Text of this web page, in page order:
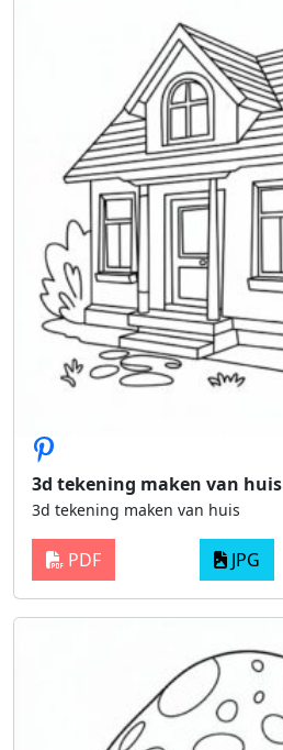
3d tekening maken van huis
3d tekening maken van huis
PDF JPG